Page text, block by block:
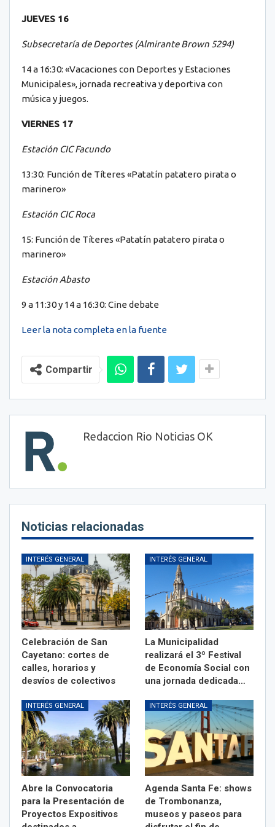
JUEVES 16
Subsecretaría de Deportes (Almirante Brown 5294)
14 a 16:30: «Vacaciones con Deportes y Estaciones
Municipales», jornada recreativa y deportiva con
música y juegos.
VIERNES 17
Estación CIC Facundo
13:30: Función de Títeres «Patatín patatero pirata o
marinero»
Estación CIC Roca
15: Función de Títeres «Patatín patatero pirata o
marinero»
Estación Abasto
9 a 11:30 y 14 a 16:30: Cine debate
Leer la nota completa en la fuente
Compartir
Redaccion Rio Noticias OK
Noticias relacionadas
INTERÉS GENERAL
Celebración de San
Cayetano: cortes de
calles, horarios y
desvíos de colectivos
INTERÉS GENERAL
La Municipalidad
realizará el 3º Festival
de Economía Social con
una jornada dedicada…
INTERÉS GENERAL
Abre la Convocatoria
para la Presentación de
Proyectos Expositivos
INTERÉS GENERAL
Agenda Santa Fe: shows
de Trombonanza,
museos y paseos para